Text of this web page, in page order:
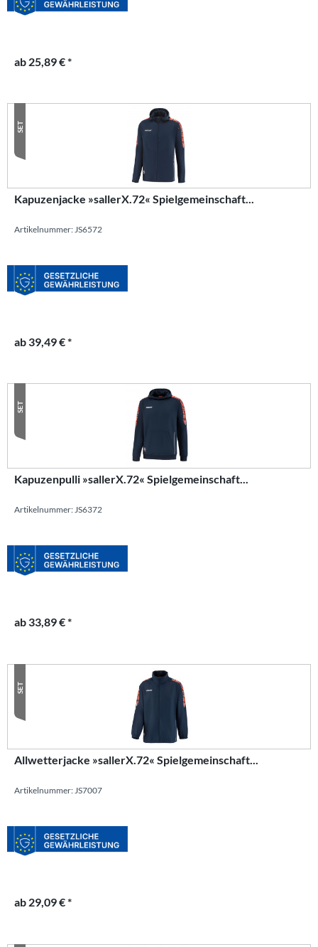
ab 25,89 € *
SET
Kapuzenjacke »sallerX.72« Spielgemeinschaft...
Artikelnummer: JS6572
ab 39,49 € *
SET
Kapuzenpulli »sallerX.72« Spielgemeinschaft...
Artikelnummer: JS6372
ab 33,89 € *
SET
Allwetterjacke »sallerX.72« Spielgemeinschaft...
Artikelnummer: JS7007
ab 29,09 € *